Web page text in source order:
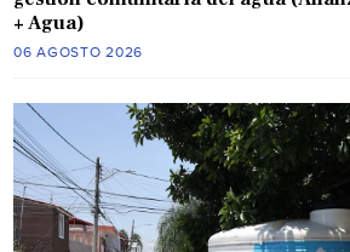
+ Agua)
06 AGOSTO 2026